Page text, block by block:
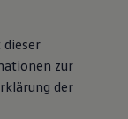
zur
der